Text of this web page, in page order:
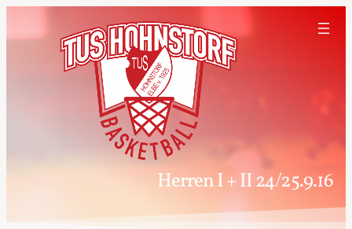
Herren I + II 24/25.9.16